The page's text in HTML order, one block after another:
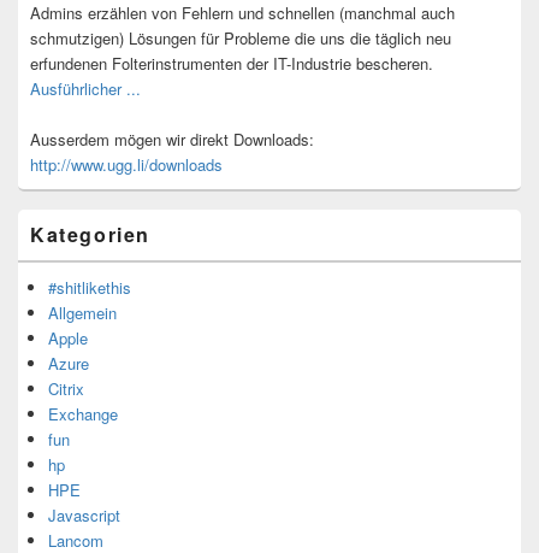
Admins erzählen von Fehlern und schnellen (manchmal auch
schmutzigen) Lösungen für Probleme die uns die täglich neu
erfundenen Folterinstrumenten der IT-Industrie bescheren.
Ausführlicher ...
Ausserdem mögen wir direkt Downloads:
http://www.ugg.li/downloads
Kategorien
#shitlikethis
Allgemein
Apple
Azure
Citrix
Exchange
fun
hp
HPE
Javascript
Lancom